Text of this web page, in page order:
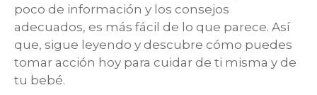
poco de información y los consejos
adecuados, es más fácil de lo que parece. Así
que, sigue leyendo y descubre cómo puedes
tomar acción hoy para cuidar de ti misma y de
tu bebé.